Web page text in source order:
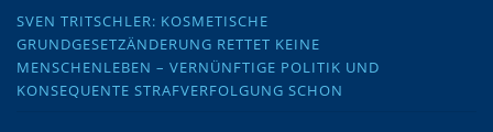
SVEN TRITSCHLER: KOSMETISCHE
GRUNDGESETZÄNDERUNG RETTET KEINE
MENSCHENLEBEN – VERNÜNFTIGE POLITIK UND
KONSEQUENTE STRAFVERFOLGUNG SCHON